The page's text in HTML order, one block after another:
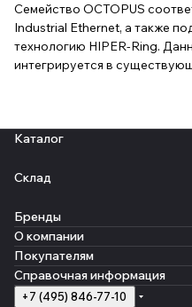
Семейство OCTOPUS
Industrial Ethernet, а также
технологию HIPER-Ring.
интегрируется в
Каталог
Склад
Бренды
О компании
Покупателям
Справочная информация
+7 (495) 846-77-10